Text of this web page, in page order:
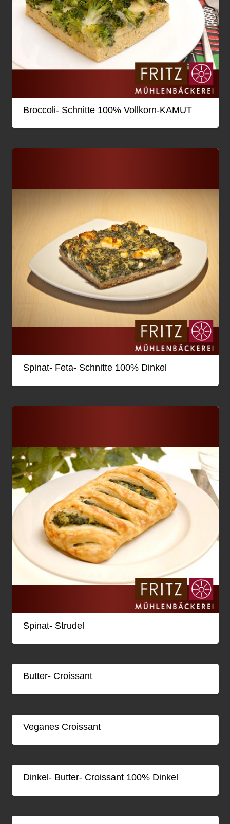
Broccoli- Schnitte 100% Vollkorn-KAMUT
Spinat- Feta- Schnitte 100% Dinkel
Spinat- Strudel
Butter- Croissant
Veganes Croissant
Dinkel- Butter- Croissant 100% Dinkel